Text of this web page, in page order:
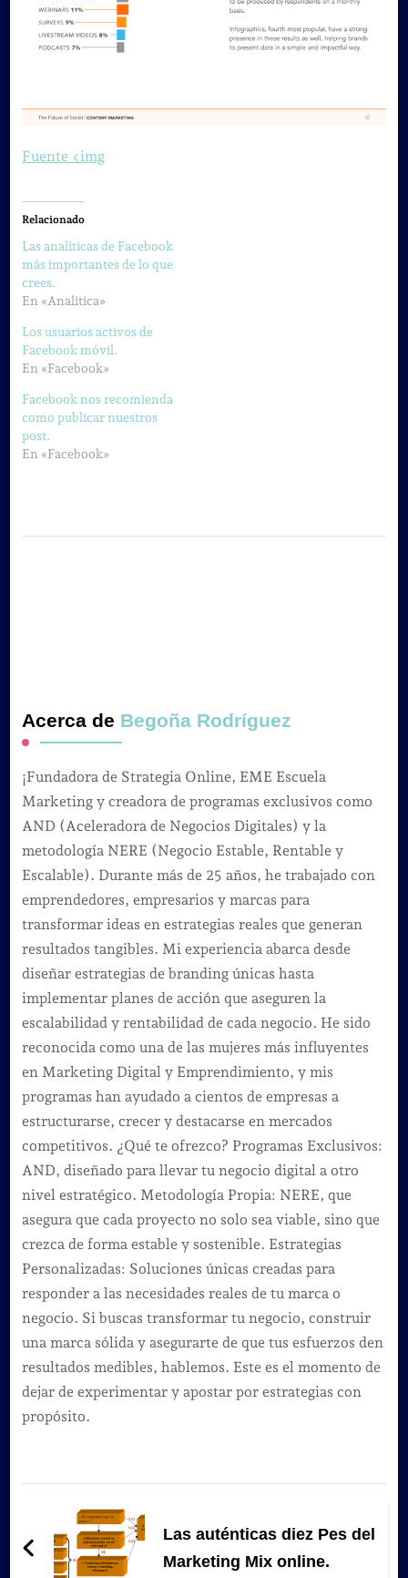
Fuente <img
Relacionado
Las analíticas de Facebook
más importantes de lo que
crees.
En «Analitica»
Los usuarios activos de
Facebook móvil.
En «Facebook»
Facebook nos recomienda
como publicar nuestros
post.
En «Facebook»
Acerca de Begoña Rodríguez
¡Fundadora de Strategia Online, EME Escuela
Marketing y creadora de programas exclusivos como
AND (Aceleradora de Negocios Digitales) y la
metodología NERE (Negocio Estable, Rentable y
Escalable). Durante más de 25 años, he trabajado con
emprendedores, empresarios y marcas para
transformar ideas en estrategias reales que generan
resultados tangibles. Mi experiencia abarca desde
diseñar estrategias de branding únicas hasta
implementar planes de acción que aseguren la
escalabilidad y rentabilidad de cada negocio. He sido
reconocida como una de las mujeres más influyentes
en Marketing Digital y Emprendimiento, y mis
programas han ayudado a cientos de empresas a
estructurarse, crecer y destacarse en mercados
competitivos. ¿Qué te ofrezco? Programas Exclusivos:
AND, diseñado para llevar tu negocio digital a otro
nivel estratégico. Metodología Propia: NERE, que
asegura que cada proyecto no solo sea viable, sino que
crezca de forma estable y sostenible. Estrategias
Personalizadas: Soluciones únicas creadas para
responder a las necesidades reales de tu marca o
negocio. Si buscas transformar tu negocio, construir
una marca sólida y asegurarte de que tus esfuerzos den
resultados medibles, hablemos. Este es el momento de
dejar de experimentar y apostar por estrategias con
propósito.
de
entradas
Las auténticas diez Pes del
Marketing Mix online.